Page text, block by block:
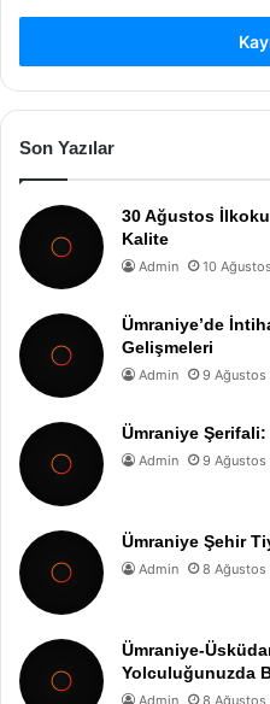
Son Yazılar
30 Ağustos
Kalite
Admin 10
Ümraniye’de
Gelişmeleri
Admin 9 Ağustos
Ümraniye
Admin 9 Ağustos
Ümraniye Şehir
Admin 8 Ağustos
Ümraniye-
Yolculuğunuzda
Admin 8 Ağustos